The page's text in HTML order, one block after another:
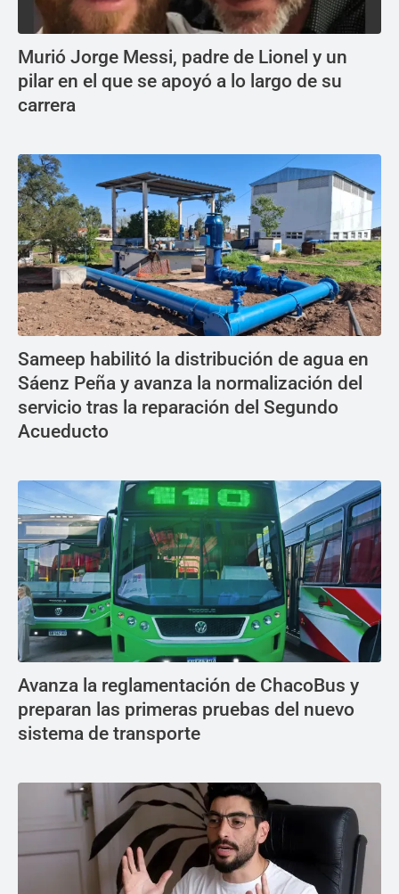
Murió Jorge Messi, padre de Lionel y un
pilar en el que se apoyó a lo largo de su
carrera
Sameep habilitó la distribución de agua en
Sáenz Peña y avanza la normalización del
servicio tras la reparación del Segundo
Acueducto
Avanza la reglamentación de ChacoBus y
preparan las primeras pruebas del nuevo
sistema de transporte